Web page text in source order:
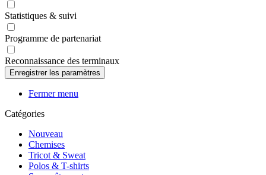
Statistiques & suivi
Programme de partenariat
Reconnaissance des terminaux
Fermer menu
Catégories
Nouveau
Chemises
Tricot & Sweat
Polos & T-shirts